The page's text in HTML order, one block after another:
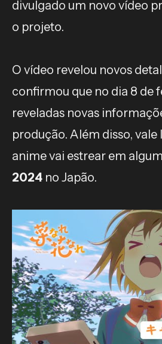
divulgado um novo vídeo
o projeto.
O vídeo revelou novos
confirmou que no dia 8 de
reveladas novas
produção. Além disso,
anime vai estrear em
2024 no Japão.